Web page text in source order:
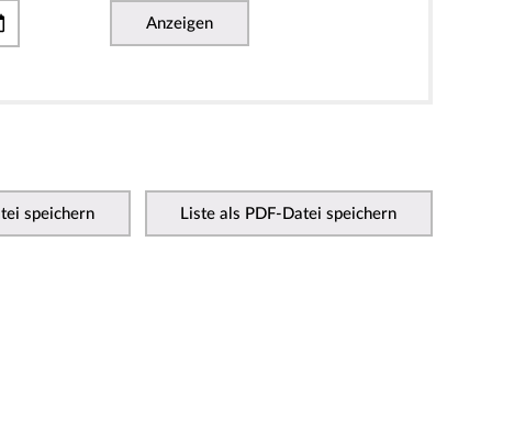
Anzeigen
speichern Liste als PDF-Datei speichern